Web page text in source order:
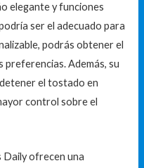
elegante y funciones
ser el adecuado para
podrás obtener el
Además, su
el tostado en
control sobre el
Daily ofrecen una